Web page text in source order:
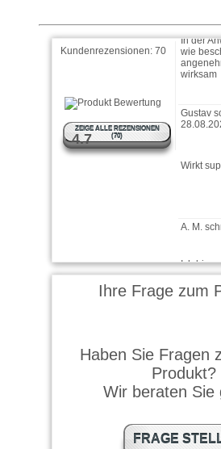
Kundenrezensionen: 70
4.7
ZEIGE ALLE REZENSIONEN
(70)
wie
wirksam
War
wirkt
Ihre Frage zum
Haben Sie Fragen
Produkt?
Wir beraten Sie
FRAGE